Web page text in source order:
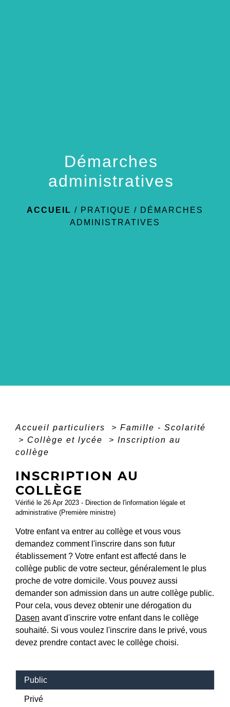
Démarches
administratives
ACCUEIL / PRATIQUE / DÉMARCHES
ADMINISTRATIVES
Accueil particuliers > Famille - Scolarité
> Collège et lycée > Inscription au
collège
INSCRIPTION AU
COLLÈGE
Vérifié le 26 Apr 2023 - Direction de l'information légale et
administrative (Première ministre)
Votre enfant va entrer au collège et vous vous
demandez comment l'inscrire dans son futur
établissement ? Votre enfant est affecté dans le
collège public de votre secteur, généralement le plus
proche de votre domicile. Vous pouvez aussi
demander son admission dans un autre collège public.
Pour cela, vous devez obtenir une dérogation du
Dasen avant d'inscrire votre enfant dans le collège
souhaité. Si vous voulez l'inscrire dans le privé, vous
devez prendre contact avec le collège choisi.
Public
Privé